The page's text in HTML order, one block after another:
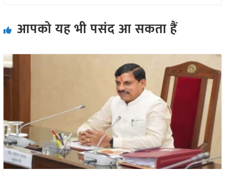
आपको यह भी पसंद आ सकता हैं